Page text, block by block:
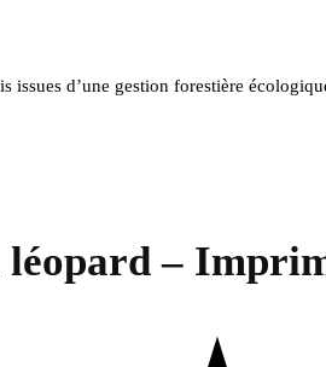
d’une gestion forestière
léopard –